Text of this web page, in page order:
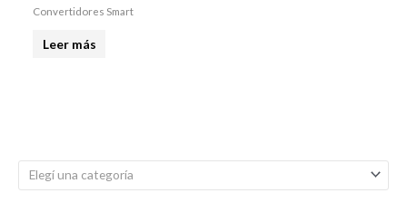
Elegí una categoría
Convertidores Smart
Leer más